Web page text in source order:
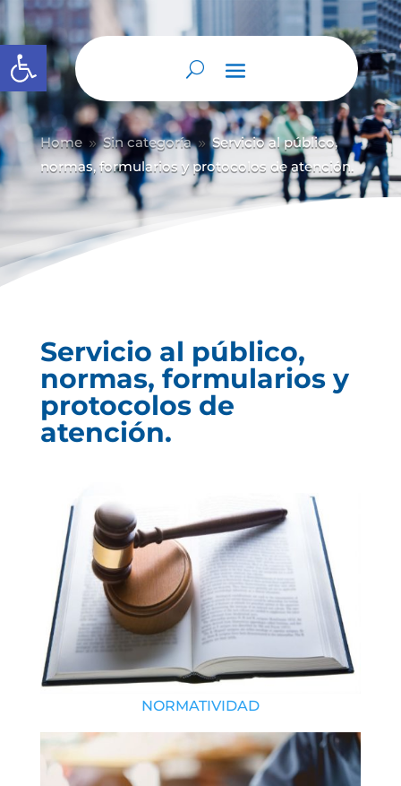
Abrir barra de herramientas
Home 9 Sin categoría 9 Servicio al público,
normas, formularios y protocolos de atención.
Servicio al público,
normas, formularios y
protocolos de
atención.
NORMATIVIDAD